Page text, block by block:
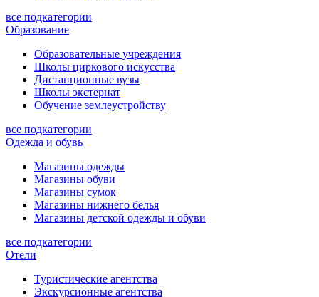
все подкатегории
Образование
Образовательные учреждения
Школы циркового искусства
Дистанционные вузы
Школы экстернат
Обучение землеустройству
все подкатегории
Одежда и обувь
Магазины одежды
Магазины обуви
Магазины сумок
Магазины нижнего белья
Магазины детской одежды и обуви
все подкатегории
Отели
Туристические агентства
Экскурсионные агентства